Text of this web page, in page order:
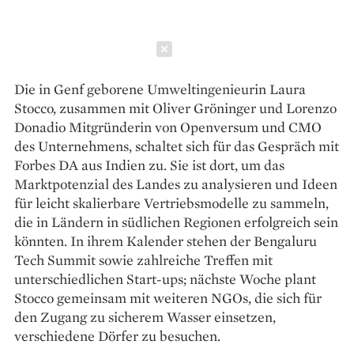
Die in Genf geborene Umweltingenieurin Laura
Stocco, zusammen mit Oliver Gröninger und Lorenzo
Donadio Mitgründerin von Open­versum und CMO
des Unternehmens, schaltet sich für das Gespräch mit
Forbes DA aus Indien zu. Sie ist dort, um das
Marktpotenzial des Landes zu analysieren und Ideen
für leicht skalierbare Vertriebsmodelle zu sammeln,
die in Ländern in südlichen Regionen erfolgreich sein
könnten. In ihrem Kalender stehen der Bengaluru
Tech Summit sowie zahlreiche Treffen mit
unterschiedlichen Start-ups; nächste Woche plant
Stocco gemeinsam mit weiteren NGOs, die sich für
den Zugang zu sicherem Wasser einsetzen,
verschiedene Dörfer zu besuchen.